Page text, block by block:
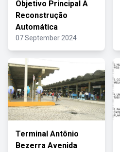
Objetivo Principal A
Reconstrução
Automática
07 September 2024
Terminal Antônio
Bezerra Avenida